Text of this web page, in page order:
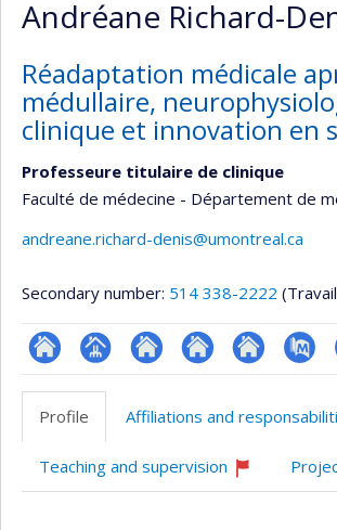
Andréane Richard-
Réadaptation médicale
médullaire,
clinique et innovation en
Professeure titulaire de clinique
Faculté de médecine - Département de
andreane.richard-denis@umontreal.ca
Secondary number: 514 338-2222
ResearchGate
Page
professionnelle
(faculté,département,école)
Site
web
l’unité
de
Site
l’unité
de
Site
l’unité
de
Profile Affiliations and
Teaching and supervision
Currently